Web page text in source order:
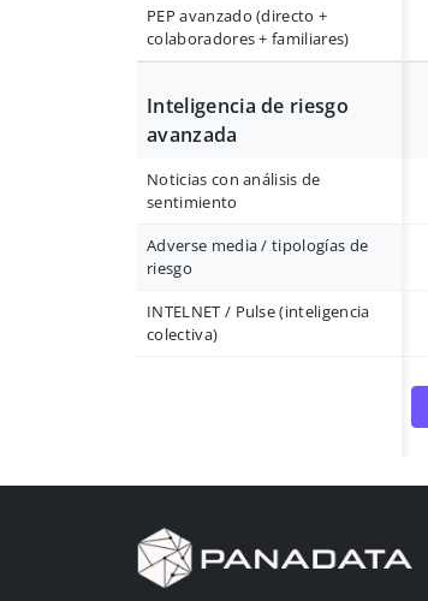
PEP avanzado (directo +
colaboradores + familiares)
Inteligencia de riesgo
avanzada
Noticias con análisis de
sentimiento
Adverse media / tipologías de
riesgo
INTELNET / Pulse (inteligencia
colectiva)